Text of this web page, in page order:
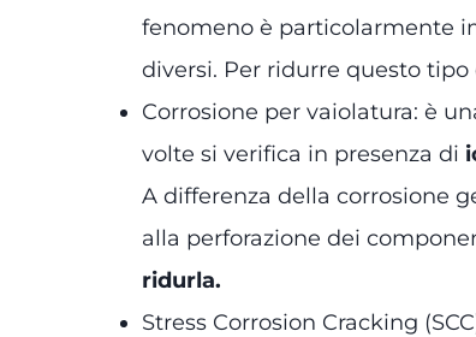
fenomeno è particolarmente
diversi. Per ridurre questo
Corrosione per vaiolatura: è
volte si verifica in presenza di
A differenza della corrosione
alla perforazione dei
ridurla.
Stress Corrosion Cracking